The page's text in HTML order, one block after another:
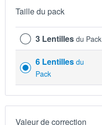
Taille du pack
3 Lentilles du Pack
6 Lentilles du
Pack
Valeur de correction